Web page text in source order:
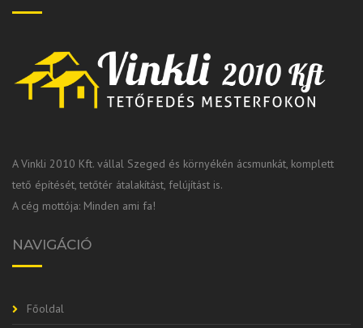
A Vinkli 2010 Kft. vállal Szeged és környékén ácsmunkát, komplett
tető építését, tetőtér átalakítást, felújítást is.
A cég mottója: Minden ami fa!
NAVIGÁCIÓ
Főoldal